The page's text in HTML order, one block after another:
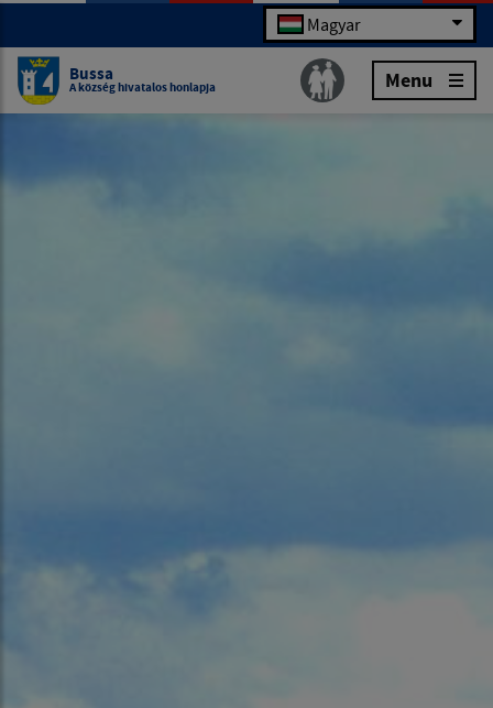
Magyar
Bussa
A község hivatalos honlapja Menu